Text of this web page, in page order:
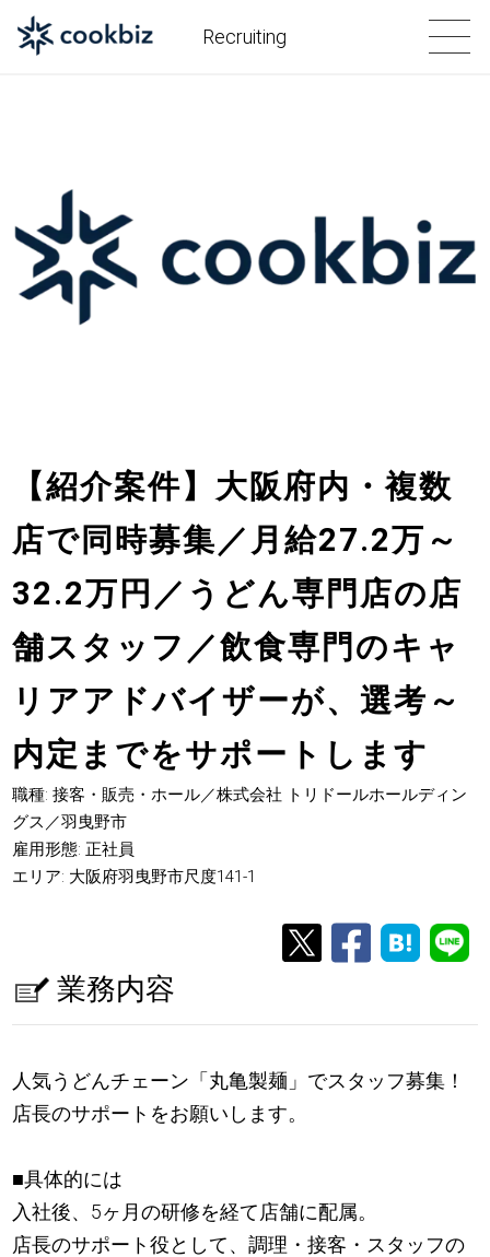
Recruiting
【紹介案件】大阪府内・複数
店で同時募集／月給27.2万～
32.2万円／うどん専門店の店
舗スタッフ／飲食専門のキャ
リアアドバイザーが、選考～
内定までをサポートします
職種: 接客・販売・ホール／株式会社 トリドールホールディン
グス／羽曳野市
雇用形態: 正社員
エリア: 大阪府羽曳野市尺度141-1
業務内容
人気うどんチェーン「丸亀製麺」でスタッフ募集！
店長のサポートをお願いします。
■具体的には
入社後、5ヶ月の研修を経て店舗に配属。
店長のサポート役として、調理・接客・スタッフの